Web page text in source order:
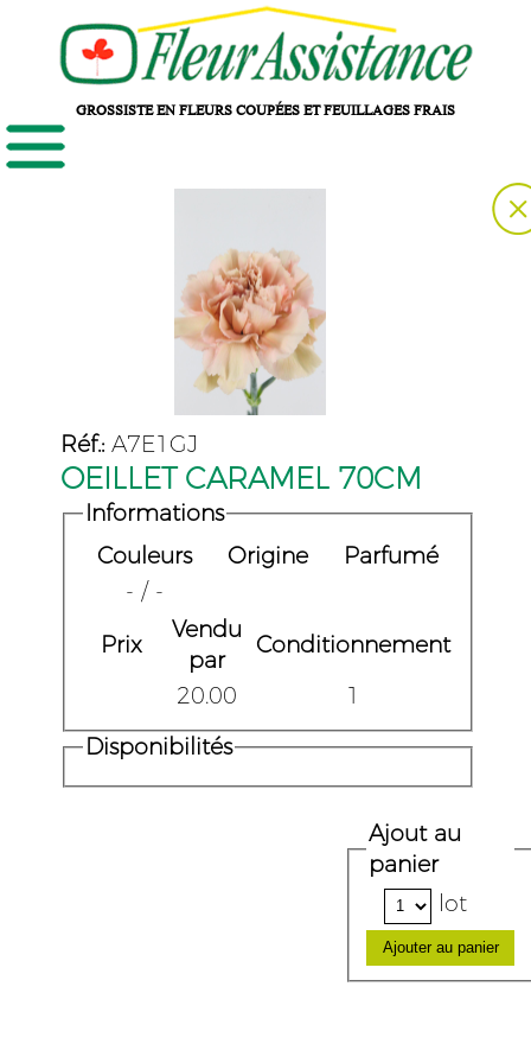
GROSSISTE EN FLEURS COUPÉES ET FEUILLAGES FRAIS
Réf.: A7E1GJ
OEILLET CARAMEL 70CM
Informations
Couleurs
Origine
Parfumé
- / -
Prix
Vendu
par
Conditionnement
20.00
1
Disponibilités
Ajout au
panier
lot